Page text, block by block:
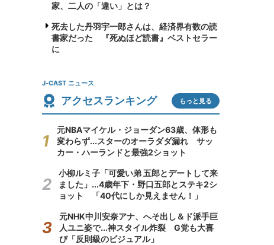
家、二人の「違い」とは？
死去した丹羽宇一郎さんは、経済界有数の読
書家だった 『死ぬほど読書』ベストセラー
に
J-CAST ニュース
アクセスランキング もっと見る
元NBAマイケル・ジョーダン63歳、体形も
変わらず...スターのオーラダダ漏れ サッ
カー・ハーランドと最強2ショット
小柳ルミ子「可愛い弟 五郎とデートして来
ました」...4歳年下・野口五郎とステキ2シ
ョット 「40代にしか見えません！」
元NHK中川安奈アナ、へそ出し＆ド派手巨
人ユニ姿で...神スタイル炸裂 G党も大喜
び「反則級のビジュアル」